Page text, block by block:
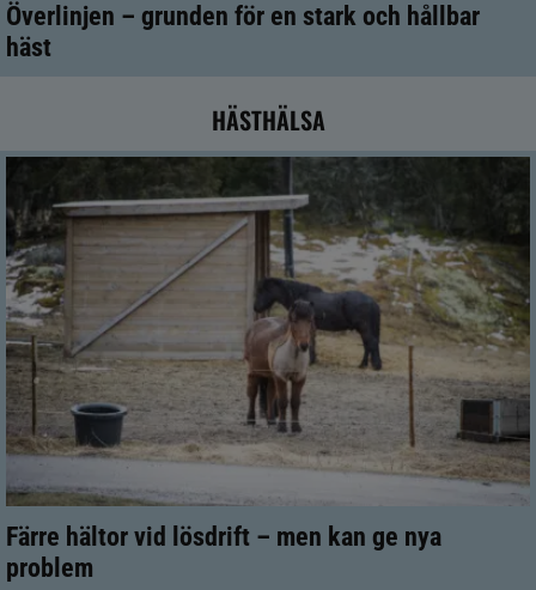
Överlinjen – grunden för en stark och hållbar
häst
HÄSTHÄLSA
Färre hältor vid lösdrift – men kan ge nya
problem